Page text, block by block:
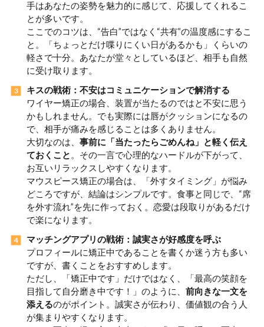
手はあなたの姿勢を魅力的に感じて、応援してくれるこ
とが多いです。
ここでのコツは、“告白”ではなく“共有”の温度感にするこ
と。「ちょっとだけ喋りにくい日があるかも」くらいの
軽さで十分。あなたが堂々としているほど、相手も自然
に受け取ります。
キスの戦術：不安はコミュニケーションで解消する
ワイヤー矯正の場合、装置が当たるのではと不安に思う
かもしれません。でも実際には唇がクッションになるの
で、相手が痛みを感じることは多くありません。
大切なのは、 事前に「当たったらごめんね」と軽く伝え
ておくこと。その一言で心理的なハードルが下がって、
お互いリラックスしやすくなります。
マウスピース矯正の場合は、「外すタイミング」が悩み
どころですが、結論はシンプルです。食事と同じで、“席
を外す流れ”を先に作っておく。恋愛は段取りがあるだけ
で楽になります。
マッチングアプリの戦術：誠実さが好感度を呼ぶ
プロフィールに矯正中であることを書くか迷う方も多い
ですが、書くことをおすすめします。
ただし、「矯正中です」だけではなく、「最高の笑顔を
目指して自分磨き中です！」のように、 前向きな一文を
添えるのがポイント。誠実さが伝わり、価値観の合う人
が集まりやすくなります。